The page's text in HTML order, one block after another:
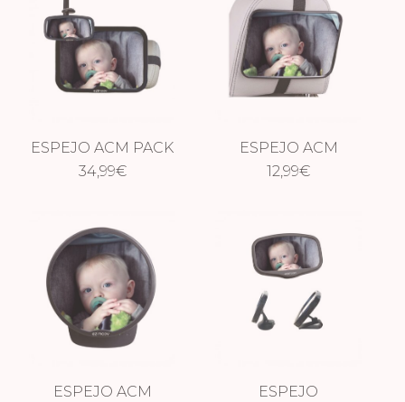
ESPEJO ACM PACK
2
34,99€
ESPEJO ACM
PLANO
12,99€
ESPEJO ACM
ESPEJO